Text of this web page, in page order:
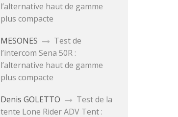
l’alternative haut de gamme
plus compacte
MESONES
Test de
l’intercom Sena 50R :
l’alternative haut de gamme
plus compacte
Denis GOLETTO
Test de la
tente Lone Rider ADV Tent :